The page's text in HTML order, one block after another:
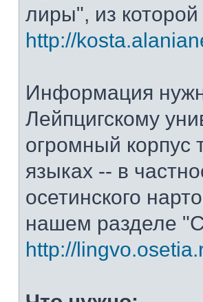
лиры", из
http://
Информация
Лейпцигскому
огромный корпус
языках -- в
осетинского
нашем разделе
http://